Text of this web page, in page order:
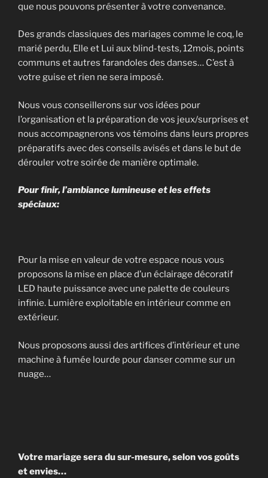
que nous pouvons présenter à votre convenance.
Des grands classiques des mariages comme le coq, le
marié perdu, Elle et Lui aux blind-tests, 12mois, points
communs et autres farandoles des danses… C’est à
votre guise et rien ne sera imposé.
Nous vous conseillerons sur vos idées pour
l’organisation et la préparation de vos jeux/surprises et
nous accompagnerons vos témoins dans leurs propres
préparatifs avec des conseils avisés et dans le but de
dérouler votre soirée de manière optimale.
Pour finir, l’ambiance lumineuse et les effets
spéciaux:
Pour la mise en valeur de votre espace nous vous
proposons la mise en place d’un éclairage décoratif
LED haute puissance avec une palette de couleurs
infinie. Lumière exploitable en intérieur comme en
extérieur.
Nous proposons aussi des artifices d’intérieur et une
machine à fumée lourde pour danser comme sur un
nuage…
Votre mariage sera du sur-mesure, selon vos goûts
et envies…